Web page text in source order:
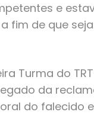
e
fim de que
Turma do
da
do falecido